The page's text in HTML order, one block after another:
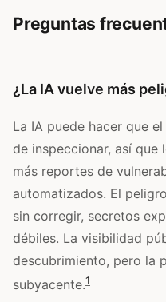
Preguntas
¿La IA vuelve más
La IA puede hacer que
de inspeccionar, así que
más reportes de
automatizados. El
sin corregir, secretos
débiles. La visibilidad
descubrimiento, pero la
subyacente.1